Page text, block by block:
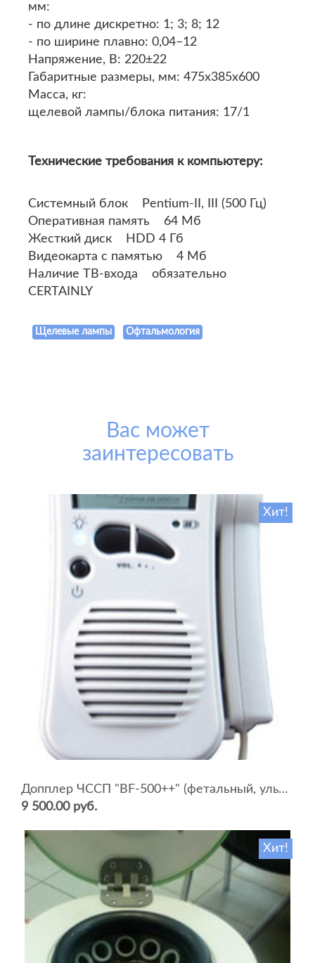
мм:
- по длине дискретно: 1; 3; 8; 12
- по ширине плавно: 0,04–12
Напряжение, В: 220±22
Габаритные размеры, мм: 475х385х600
Масса, кг:
щелевой лампы/блока питания: 17/1
Технические требования к компьютеру:
Системный блок Pentium-II, III (500 Гц)
Оперативная память 64 Мб
Жесткий диск HDD 4 Гб
Видеокарта с памятью 4 Мб
Наличие ТВ-входа обязательно
CERTAINLY
Щелевые лампы Офтальмология
Вас может
заинтересовать
Хит!
Допплер ЧССП "BF-500++" (фетальный, ультразвуковой)
9 500.00 руб.
Хит!